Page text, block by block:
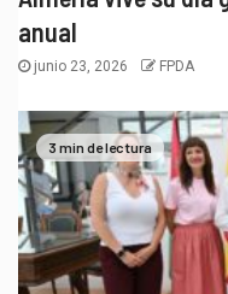
anual
junio 23, 2026 FPDA
3 min de lectura